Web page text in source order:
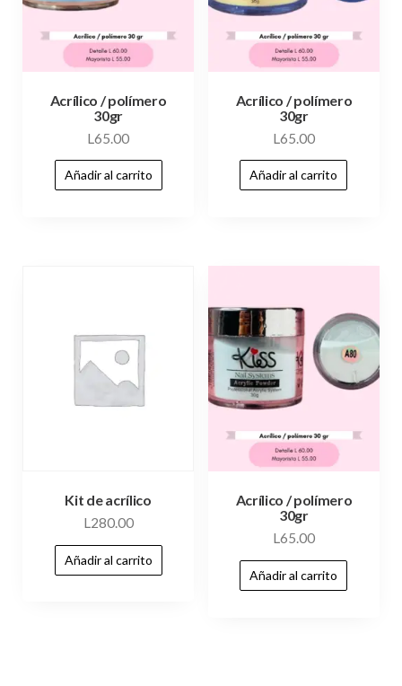
Acrílico / polímero
30gr
L65.00
Añadir al carrito
Acrílico / polímero
30gr
L65.00
Añadir al carrito
Kit de acrílico
L280.00
Añadir al carrito
Acrílico / polímero
30gr
L65.00
Añadir al carrito